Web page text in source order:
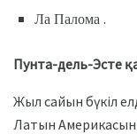
Ла Палома .
Пунта-дель-Эсте
Жыл сайын бүкіл
Латын